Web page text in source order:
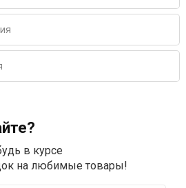
в курсе
на любимые товары!